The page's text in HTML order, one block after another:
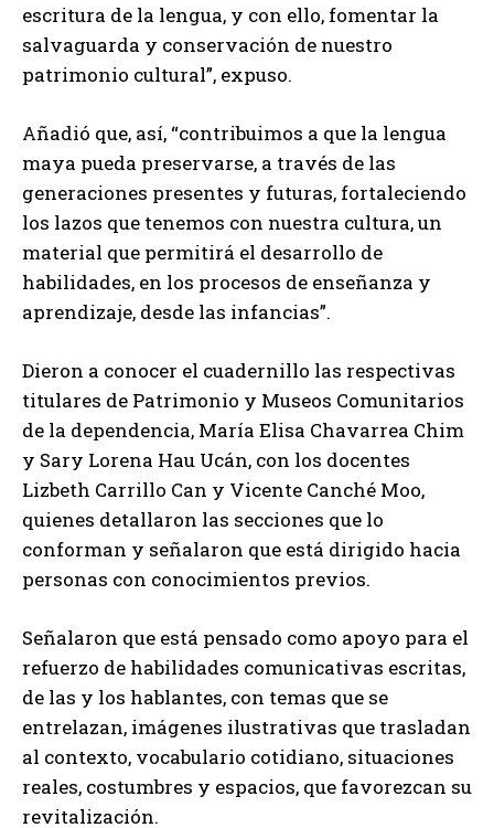
escritura de la lengua, y con ello, fomentar la
salvaguarda y conservación de nuestro
patrimonio cultural”, expuso.
Añadió que, así, “contribuimos a que la lengua
maya pueda preservarse, a través de las
generaciones presentes y futuras, fortaleciendo
los lazos que tenemos con nuestra cultura, un
material que permitirá el desarrollo de
habilidades, en los procesos de enseñanza y
aprendizaje, desde las infancias”.
Dieron a conocer el cuadernillo las respectivas
titulares de Patrimonio y Museos Comunitarios
de la dependencia, María Elisa Chavarrea Chim
y Sary Lorena Hau Ucán, con los docentes
Lizbeth Carrillo Can y Vicente Canché Moo,
quienes detallaron las secciones que lo
conforman y señalaron que está dirigido hacia
personas con conocimientos previos.
Señalaron que está pensado como apoyo para el
refuerzo de habilidades comunicativas escritas,
de las y los hablantes, con temas que se
entrelazan, imágenes ilustrativas que trasladan
al contexto, vocabulario cotidiano, situaciones
reales, costumbres y espacios, que favorezcan su
revitalización.